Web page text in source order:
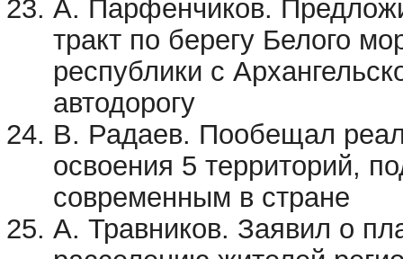
А. Парфенчиков.
тракт по берегу Белого
республики с
автодорогу
В. Радаев. Пообещал
освоения 5 территорий,
современным в стране
А. Травников. Заявил о